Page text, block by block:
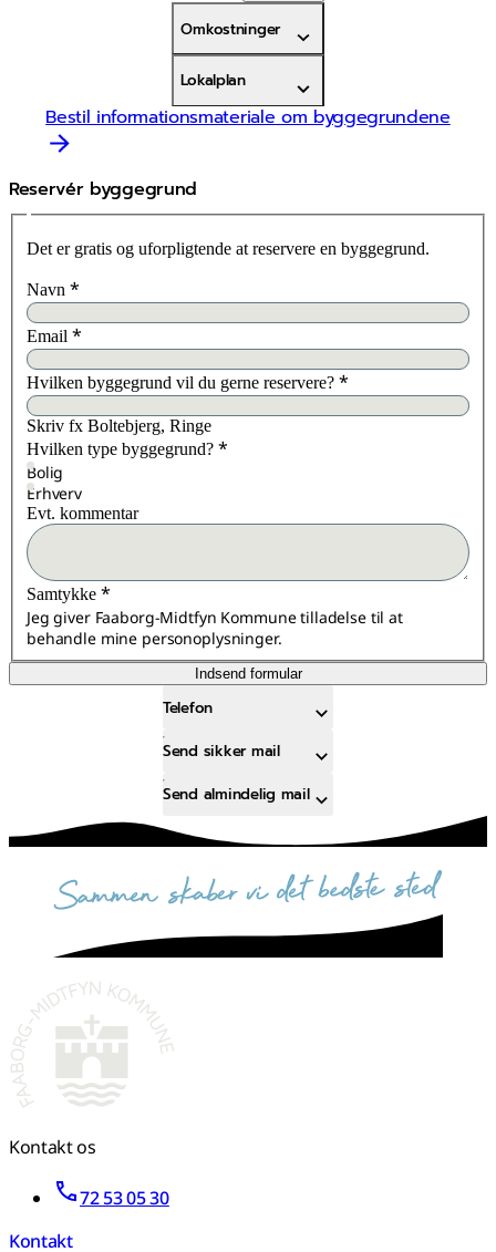
Omkostninger
Lokalplan
Bestil informationsmateriale om byggegrundene
Reservér byggegrund
Det er gratis og uforpligtende at reservere en byggegrund.
Navn *
Email *
Hvilken byggegrund vil du gerne reservere? *
Skriv fx Boltebjerg, Ringe
Hvilken type byggegrund? *
Bolig
Erhverv
Evt. kommentar
Samtykke *
Jeg giver Faaborg-Midtfyn Kommune tilladelse til at
behandle mine personoplysninger.
Indsend formular
Telefon
Send sikker mail
Send almindelig mail
sammen skaber vi det bedste sted
Kontakt os
72 53 05 30
Kontakt